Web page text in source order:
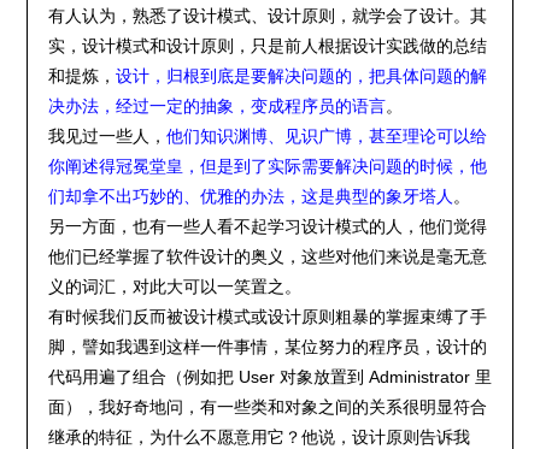
有人认为，熟悉了设计模式、设计原则，就学会了设计。其
实，设计模式和设计原则，只是前人根据设计实践做的总结
和提炼， 设计，归根到底是要解决问题的，把具体问题的解
决办法，经过一定的抽象，变成程序员的语言。
我见过一些人， 他们知识渊博、见识广博，甚至理论可以给
你阐述得冠冕堂皇，但是到了实际需要解决问题的时候，他
们却拿不出巧妙的、优雅的办法，这是典型的象牙塔人 。
另一方面，也有一些人看不起学习设计模式的人，他们觉得
他们已经掌握了软件设计的奥义，这些对他们来说是毫无意
义的词汇，对此大可以一笑置之。
有时候我们反而被设计模式或设计原则粗暴的掌握束缚了手
脚，譬如我遇到这样一件事情，某位努力的程序员，设计的
代码用遍了组合（例如把 User 对象放置到 Administrator 里
面），我好奇地问，有一些类和对象之间的关系很明显符合
继承的特征，为什么不愿意用它？他说，设计原则告诉我